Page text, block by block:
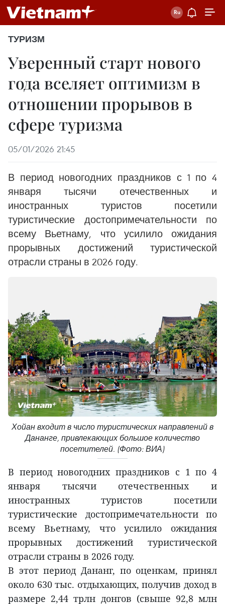
ТУРИЗМ
Уверенный старт нового
года вселяет оптимизм в
отношении прорывов в
сфере туризма
05/01/2026 21:45
В период новогодних праздников с 1 по 4
января тысячи отечественных и
иностранных туристов посетили
туристические достопримечательности по
всему Вьетнаму, что усилило ожидания
прорывных достижений туристической
отрасли страны в 2026 году.
Хойан входит в число туристических направлений в
Дананге, привлекающих большое количество
посетителей. (Фото: ВИА)
В период новогодних праздников с 1 по 4
января тысячи отечественных и
иностранных туристов посетили
туристические достопримечательности по
всему Вьетнаму, что усилило ожидания
прорывных достижений туристической
отрасли страны в 2026 году.
В этот период Дананг, по оценкам, принял
около 630 тыс. отдыхающих, получив доход в
размере 2,44 трлн донгов (свыше 92,8 млн